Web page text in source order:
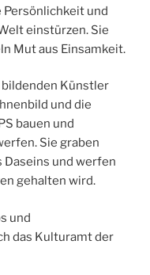
Persönlichkeit und
einstürzen. Sie
Mut aus Einsamkeit.
bildenden Künstler
und die
bauen und
Sie graben
Daseins und werfen
gehalten wird.
und
das Kulturamt der